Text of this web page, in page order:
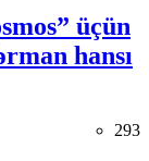
üçün
hansı
293